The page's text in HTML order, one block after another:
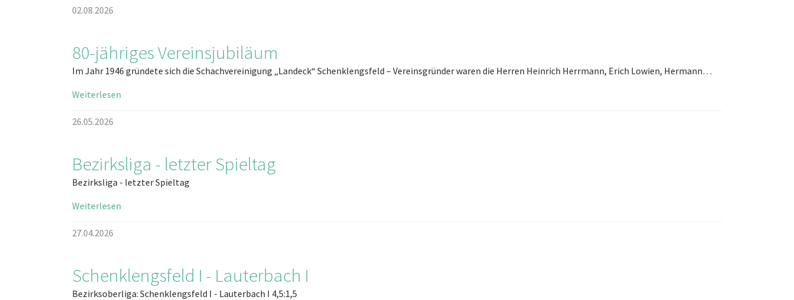
02.08.2026
80-jähriges Vereinsjubiläum
Im Jahr 1946 gründete sich die Schachvereinigung „Landeck“ Schenklengsfeld – Vereinsgründer waren die Herren Heinrich Herrmann, Erich Lowien, Hermann…
Weiterlesen
26.05.2026
Bezirksliga - letzter Spieltag
Bezirksliga - letzter Spieltag
Weiterlesen
27.04.2026
Schenklengsfeld I - Lauterbach I
Bezirksoberliga: Schenklengsfeld I - Lauterbach I 4,5:1,5